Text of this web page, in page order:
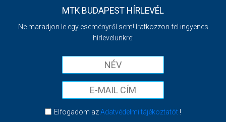
MTK BUDAPEST HÍRLEVÉL
Ne maradjon le egy eseményről sem! Iratkozzon fel ingyenes
hírlevelünkre:
Elfogadom azAdatvédelmi tájékoztatót!